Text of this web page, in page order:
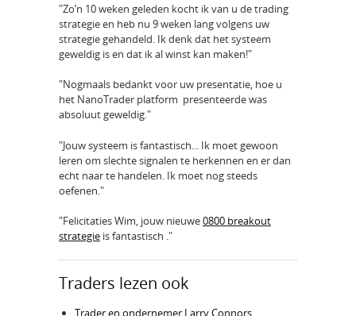
"Zo’n 10 weken geleden kocht ik van u de trading
strategie en heb nu 9 weken lang volgens uw
strategie gehandeld. Ik denk dat het systeem
geweldig is en dat ik al winst kan maken!"
"Nogmaals bedankt voor uw presentatie, hoe u
het NanoTrader platform presenteerde was
absoluut geweldig."
"Jouw systeem is fantastisch... Ik moet gewoon
leren om slechte signalen te herkennen en er dan
echt naar te handelen. Ik moet nog steeds
oefenen."
"Felicitaties Wim, jouw nieuwe0800 breakout
strategie is fantastisch ."
Traders lezen ook
Trader en ondernemer Larry Connors